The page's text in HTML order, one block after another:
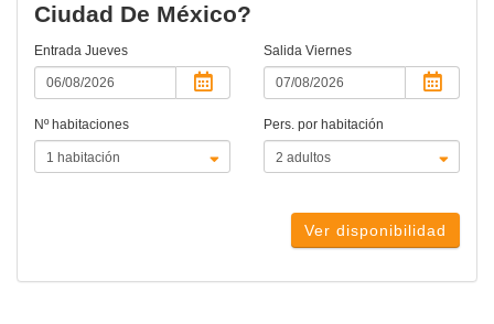
Ciudad De México?
Entrada Jueves Salida Viernes
Nº habitaciones Pers. por habitación
Ver disponibilidad